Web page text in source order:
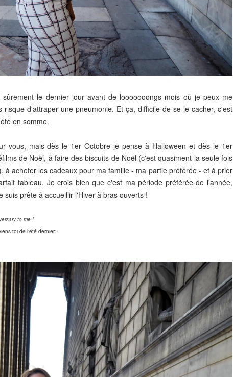
le dernier jour avant de looooooongs mois où je peux me
risque d'attraper une pneumonie. Et ça, difficile de se le cacher, c'est
en somme.
vous, mais dès le 1er Octobre je pense à Halloween et dès le 1er
de Noël, à faire des biscuits de Noël (c'est quasiment la seule fois
à acheter les cadeaux pour ma famille - ma partie préférée - et à prier
tableau. Je crois bien que c'est ma période préférée de l'année,
prête à accueillir l'Hiver à bras ouverts !
to me !
toi de l'été dernier".